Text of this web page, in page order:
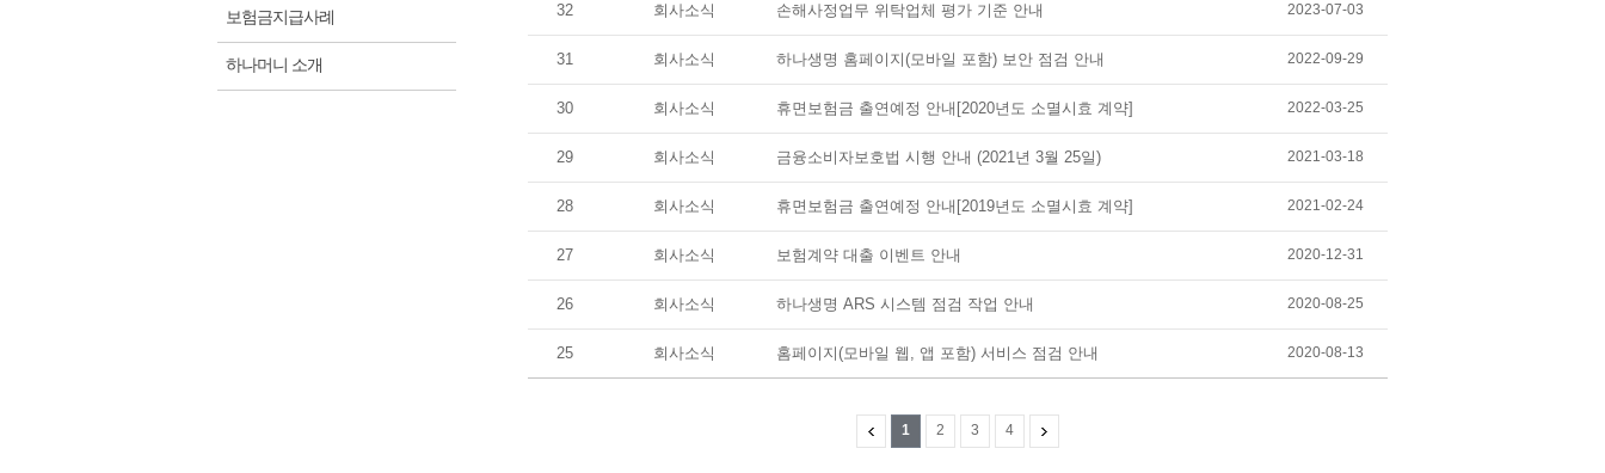
보험금지급사례
하나머니 소개
32 회사소식 손해사정업무 위탁업체 평가 기준 안내 2023-07-03
31 회사소식 하나생명 홈페이지(모바일 포함) 보안 점검 안내 2022-09-29
30 회사소식 휴면보험금 출연예정 안내[2020년도 소멸시효 계약] 2022-03-25
29 회사소식 금융소비자보호법 시행 안내 (2021년 3월 25일) 2021-03-18
28 회사소식 휴면보험금 출연예정 안내[2019년도 소멸시효 계약] 2021-02-24
27 회사소식 보험계약 대출 이벤트 안내 2020-12-31
26 회사소식 하나생명 ARS 시스템 점검 작업 안내 2020-08-25
25 회사소식 홈페이지(모바일 웹, 앱 포함) 서비스 점검 안내 2020-08-13
1 2 3 4